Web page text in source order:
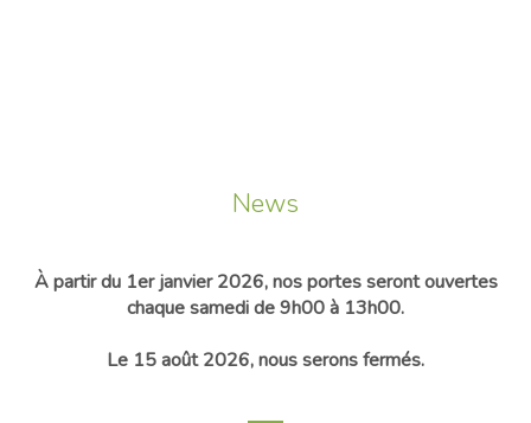
News
À partir du 1er janvier 2026, nos portes seront ouvertes
chaque samedi de 9h00 à 13h00.
Le 15 août 2026, nous serons fermés.